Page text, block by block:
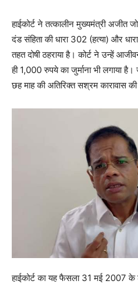
हाईकोर्ट ने तत्कालीन मुख्यमंत्री अजीत
दंड संहिता की धारा 302 (हत्या) और
तहत दोषी ठहराया है। कोर्ट ने उन्हें
ही 1,000 रुपये का जुर्माना भी लगाया है।
छह माह की अतिरिक्त सश्रम कारावास
हाईकोर्ट का यह फैसला 31 मई 2007